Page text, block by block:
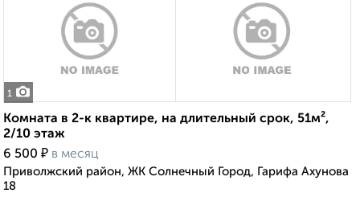
1
Комната в 2-к квартире, на длительный срок, 51м²,
2/10 этаж
6 500 ₽ в месяц
Приволжский район, ЖК Солнечный Город, Гарифа Ахунова
18